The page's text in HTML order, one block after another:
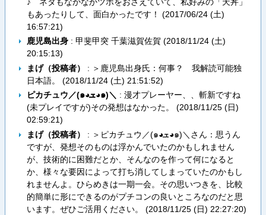
もあったりして、面白かったです！ (2017/06/24 (土)
16:57:21)
鹿児島出身: 甲斐甲突 千葉滋賀佐賀 (2018/11/24 (土)
20:15:13)
まげ（投稿者）
: ＞鹿児島出身氏：何事？ 我解読可能独
日本語。 (2018/11/24 (土) 21:51:52)
ピカチュウ／(๑◕ܫ◕๑)＼ : 漫才プレーヤー、、斬新ですね
(未プレイですが)その発想はなかった。 (2018/11/25 (日)
02:59:21)
まげ（投稿者）
: ＞ピカチュウ／(๑◕ܫ◕๑)＼さん：思うん
ですが、発想そのものは浮かんでいたのかもしれません
が、技術的に困難だとか、そんなのを作って何になると
か、様々な要因によって打ち消してしまっていたのかもし
れませんよ。ひらめきは一期一会。その思いつきを、比較
的簡単に形にできるのがプチコンの良いところなのだと思
います。ぜひご活用ください。 (2018/11/25 (日) 22:27:20)